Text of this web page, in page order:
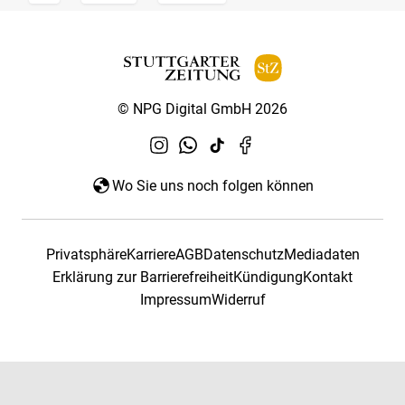
© NPG Digital GmbH 2026
Wo Sie uns noch folgen können
PrivatsphäreKarriereAGBDatenschutzMediadaten
Erklärung zur BarrierefreiheitKündigungKontakt
ImpressumWiderruf